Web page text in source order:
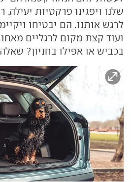
שלנו ויפגינו פרקטיות
לרגש אותנו. הם יבטיחו
ועוד קצת מקום לרגליים
בכביש או אפילו בחניון?